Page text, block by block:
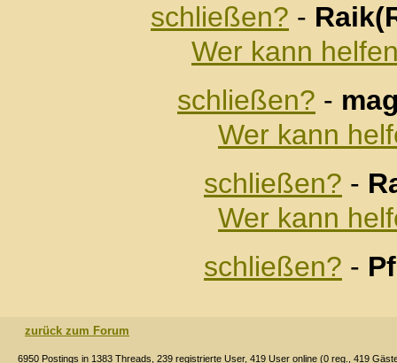
schließen? - Raik
Wer kann
schließen? -
Wer kann
schließen? -
Wer kann
schließen? -
zurück zum Forum
6950 Postings in 1383 Threads, 239 registrierte User, 419 User online (0 reg., 419